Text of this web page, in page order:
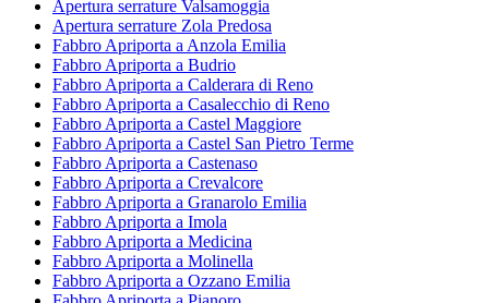
Apertura serrature Valsamoggia
Apertura serrature Zola Predosa
Fabbro Apriporta a Anzola Emilia
Fabbro Apriporta a Budrio
Fabbro Apriporta a Calderara di Reno
Fabbro Apriporta a Casalecchio di Reno
Fabbro Apriporta a Castel Maggiore
Fabbro Apriporta a Castel San Pietro Terme
Fabbro Apriporta a Castenaso
Fabbro Apriporta a Crevalcore
Fabbro Apriporta a Granarolo Emilia
Fabbro Apriporta a Imola
Fabbro Apriporta a Medicina
Fabbro Apriporta a Molinella
Fabbro Apriporta a Ozzano Emilia